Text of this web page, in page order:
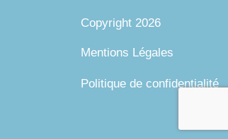
Copyright 2026
Mentions Légales
Politique de confidentialité